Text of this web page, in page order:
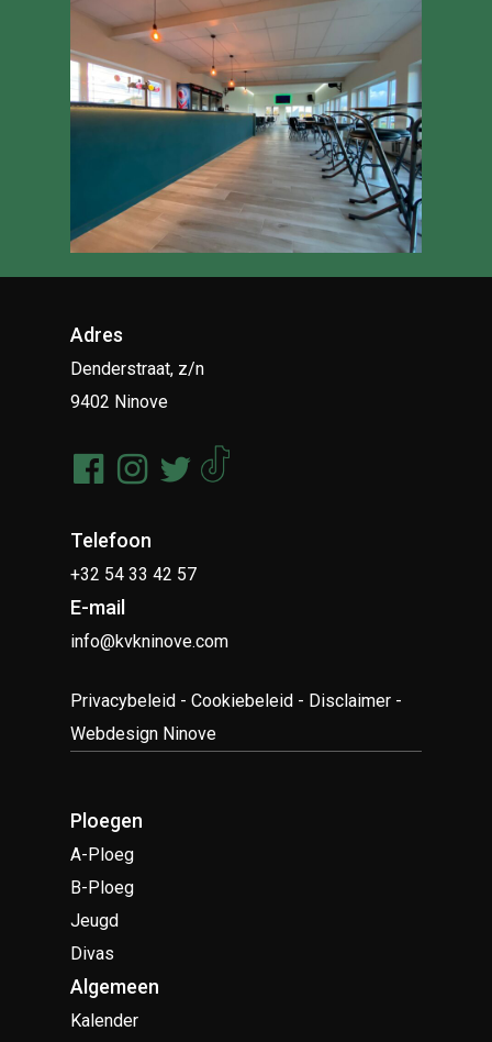
Adres
Denderstraat, z/n
9402 Ninove
Telefoon
+32 54 33 42 57
E-mail
info@kvkninove.com
Privacybeleid -Cookiebeleid - Disclaimer -
Webdesign Ninove
Ploegen
A-Ploeg
B-Ploeg
Jeugd
Divas
Algemeen
Kalender